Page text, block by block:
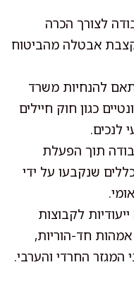
לצורך הכרה
אבטלה מהביטוח
להנחיות משרד
כגון חוק חיילים
לנכים.
תוך הפעלת
שנקבעו על ידי
לקבוצות
אמהות חד-הוריות,
המגזר החרדי והערבי.